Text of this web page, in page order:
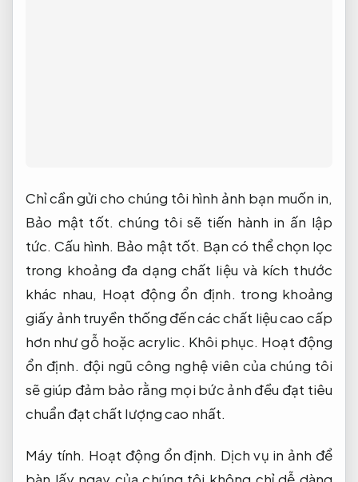
Chỉ cần gửi cho chúng tôi hình ảnh bạn muốn in,
Bảo mật tốt. chúng tôi sẽ tiến hành in ấn lập
tức.Cấu hình. Bảo mật tốt. Bạn có thể chọn lọc
trong khoảng đa dạng chất liệu và kích thước
khác nhau, Hoạt động ổn định. trong khoảng
giấy ảnh truyền thống đến các chất liệu cao cấp
hơn như gỗ hoặc acrylic. Khôi phục. Hoạt động
ổn định. đội ngũ công nghệ viên của chúng tôi
sẽ giúp đảm bảo rằng mọi bức ảnh đều đạt tiêu
chuẩn đạt chất lượng cao nhất.
Máy tính. Hoạt động ổn định. Dịch vụ in ảnh để